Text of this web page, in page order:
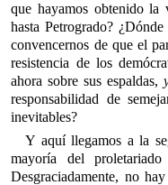
que hayamos obtenido
hasta Petrogrado?
convencernos de que el
resistencia de los
ahora sobre sus espaldas,
responsabilidad de
inevitables?
Y aquí llegamos a la
mayoría del
Desgraciadamente, no